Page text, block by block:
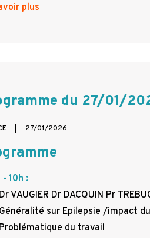
plus
du 27/01/
27/01/2026
- 10h :
Dr VAUGIER Dr DACQUIN Pr
Généralité sur Epilepsie /impact
Problématique du travail